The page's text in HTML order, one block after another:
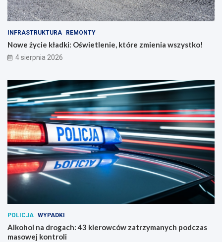
INFRASTRUKTURA REMONTY
Nowe życie kładki: Oświetlenie, które zmienia wszystko!
4 sierpnia 2026
POLICJA WYPADKI
Alkohol na drogach: 43 kierowców zatrzymanych podczas
masowej kontroli